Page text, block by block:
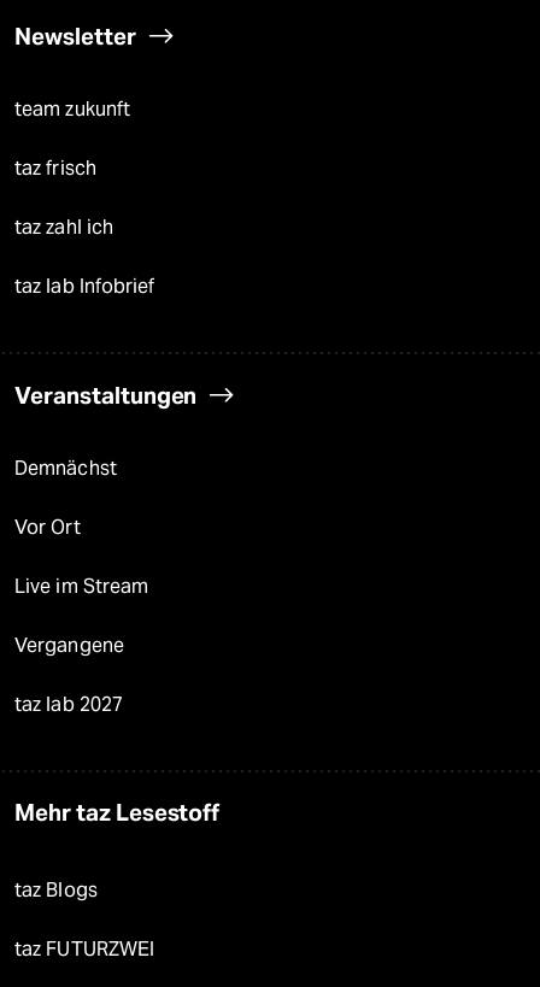
Newsletter
team zukunft
taz frisch
taz zahl ich
taz lab Infobrief
Veranstaltungen
Demnächst
Vor Ort
Live im Stream
Vergangene
taz lab 2027
Mehr taz Lesestoff
taz Blogs
taz FUTURZWEI